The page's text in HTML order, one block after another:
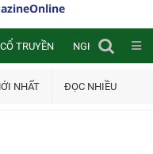
TRUYỀN NGHIÊN CỨU
NHẤT ĐỌC NHIỀU